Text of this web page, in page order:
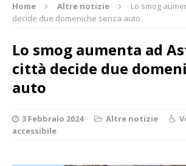
Home Altre notizie
Lo smog
decide due domeniche senza auto
Lo smog aumenta ad
città decide due
auto
3 Febbraio 2024 Altre notizie
accessibile